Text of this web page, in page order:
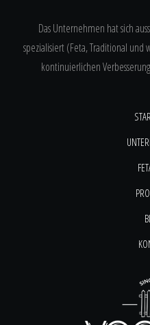
Das Unternehmen hat sich
spezialisiert (Feta, Traditional und
kontinuierlichen